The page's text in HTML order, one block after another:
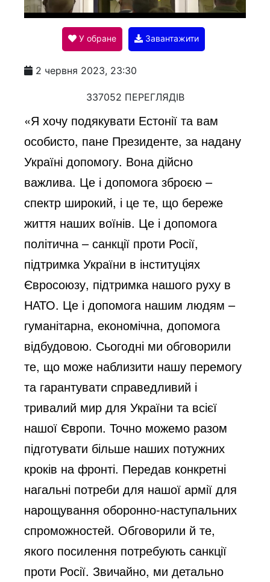
l
a
y
V
i
d
e
o
У обране Завантажити
2 червня 2023, 23:30
337052 ПЕРЕГЛЯДІВ
«Я хочу подякувати Естонії та вам
особисто, пане Президенте, за надану
Україні допомогу. Вона дійсно
важлива. Це і допомога зброєю –
спектр широкий, і це те, що береже
життя наших воїнів. Це і допомога
політична – санкції проти Росії,
підтримка України в інституціях
Євросоюзу, підтримка нашого руху в
НАТО. Це і допомога нашим людям –
гуманітарна, економічна, допомога
відбудовою. Сьогодні ми обговорили
те, що може наблизити нашу перемогу
та гарантувати справедливий і
тривалий мир для України та всієї
нашої Європи. Точно можемо разом
підготувати більше наших потужних
кроків на фронті. Передав конкретні
нагальні потреби для нашої армії для
нарощування оборонно-наступальних
спроможностей. Обговорили й те,
якого посилення потребують санкції
проти Росії. Звичайно, ми детально